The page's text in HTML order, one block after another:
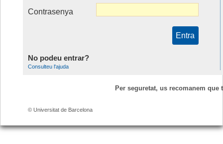
Contrasenya
No podeu entrar?
Consulteu l'ajuda
Per seguretat, us recomanem que
© Universitat de Barcelona